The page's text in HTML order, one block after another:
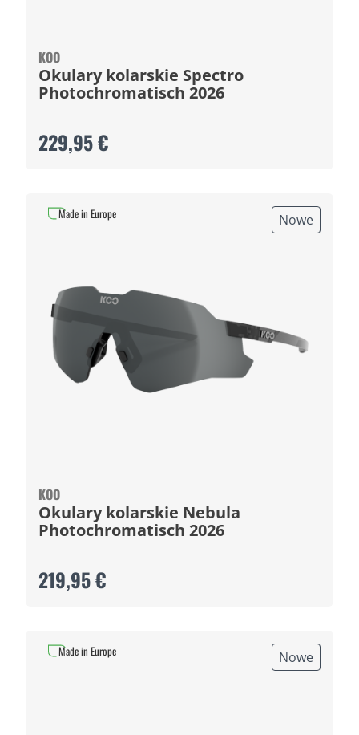
KOO
Okulary kolarskie Spectro
Photochromatisch 2026
229,95 €
Nowe
KOO
Okulary kolarskie Nebula
Photochromatisch 2026
219,95 €
Made in Europe
Nowe
Made in Europe